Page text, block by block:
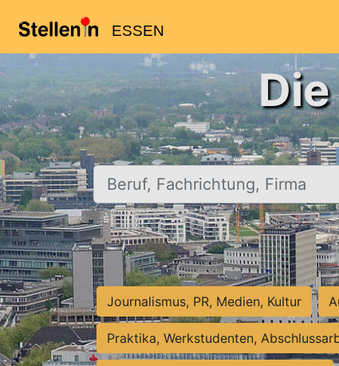
ESSEN
Beruf, Fachrichtung, Firma
Journalismus, PR, Medien, Kultur
Praktika, Werkstudenten,